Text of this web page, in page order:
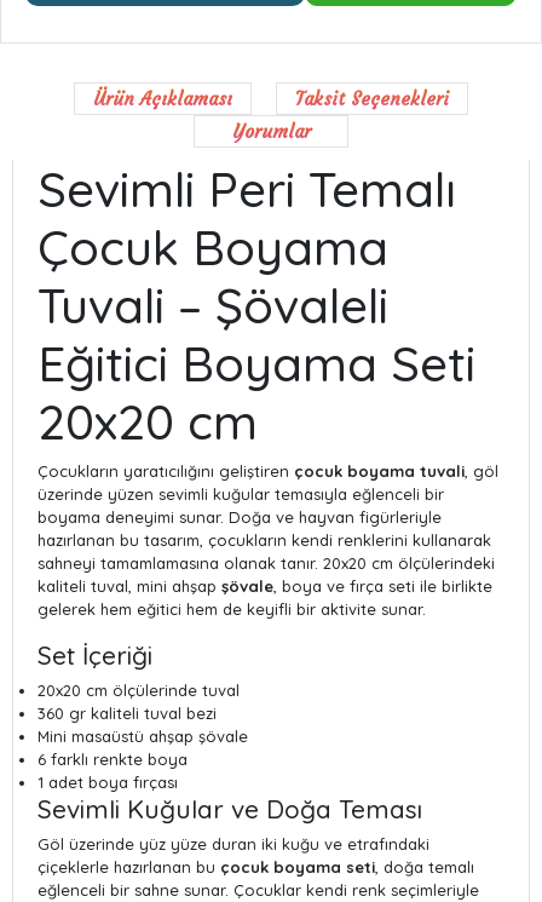
Ürün Açıklaması
Taksit Seçenekleri
Yorumlar
Sevimli Peri Temalı
Çocuk Boyama
Tuvali – Şövaleli
Eğitici Boyama Seti
20x20 cm
Çocukların yaratıcılığını geliştiren çocuk boyama tuvali , göl
üzerinde yüzen sevimli kuğular temasıyla eğlenceli bir
boyama deneyimi sunar. Doğa ve hayvan figürleriyle
hazırlanan bu tasarım, çocukların kendi renklerini kullanarak
sahneyi tamamlamasına olanak tanır. 20x20 cm ölçülerindeki
kaliteli tuval, mini ahşap şövale , boya ve fırça seti ile birlikte
gelerek hem eğitici hem de keyifli bir aktivite sunar.
Set İçeriği
20x20 cm ölçülerinde tuval
360 gr kaliteli tuval bezi
Mini masaüstü ahşap şövale
6 farklı renkte boya
1 adet boya fırçası
Sevimli Kuğular ve Doğa Teması
Göl üzerinde yüz yüze duran iki kuğu ve etrafındaki
çiçeklerle hazırlanan bu çocuk boyama seti , doğa temalı
eğlenceli bir sahne sunar. Çocuklar kendi renk seçimleriyle